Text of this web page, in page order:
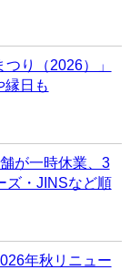
り（2026）」
縁日も
が一時休業、3
ズ・JINSなど順
年秋リニュー